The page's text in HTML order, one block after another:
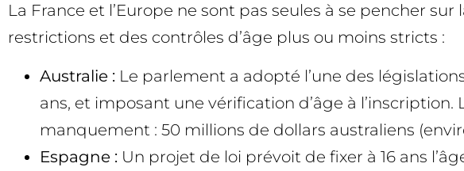
La France et l’Europe ne sont pas seules à se pencher sur
restrictions et des contrôles d’âge plus ou moins stricts :
Australie : Le parlement a adopté l’une des
ans, et imposant une vérification d’âge à
manquement : 50 millions de dollars australiens
Espagne : Un projet de loi prévoit de fixer à 16 ans